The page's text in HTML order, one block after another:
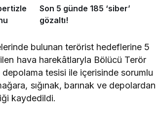
Son 5 günde 185 ‘siber’
gözaltı!
bulunan terörist hedeflerine 5
hava harekâtlaryla Bölücü Terör
tesisi ile içerisinde sorumlu
sığınak, barınak ve depolardan
kaydedildi.